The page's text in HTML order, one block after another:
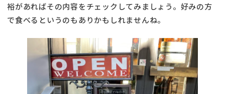
裕があればその内容をチェックしてみましょう。好みの方
で食べるというのもありかもしれませんね。